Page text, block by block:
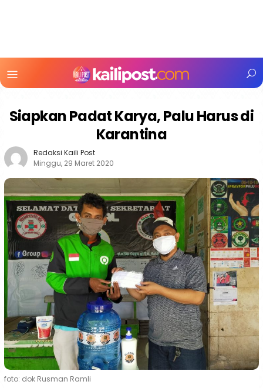
Mobile
Siapkan Padat Karya, Palu Harus di
Karantina
Redaksi Kaili Post
Minggu, 29 Maret 2020
foto: dok Rusman Ramli